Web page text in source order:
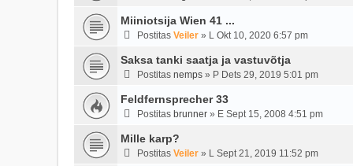
Miiniotsija Wien 41 ...
Postitas Veiler » L Okt 10, 2020 6:57 pm
Saksa tanki saatja ja vastuvõtja
Postitas nemps » P Dets 29, 2019 5:01 pm
Feldfernsprecher 33
Postitas brunner » E Sept 15, 2008 4:51 pm
Mille karp?
Postitas Veiler » L Sept 21, 2019 11:52 pm